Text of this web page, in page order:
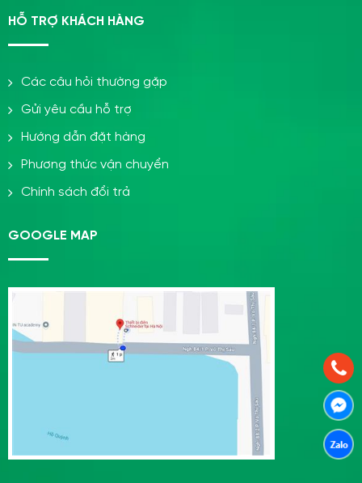
HỖ TRỢ KHÁCH HÀNG
Các câu hỏi thường gặp
Gửi yêu cầu hỗ trợ
Hướng dẫn đặt hàng
Phương thức vận chuyển
Chính sách đổi trả
GOOGLE MAP